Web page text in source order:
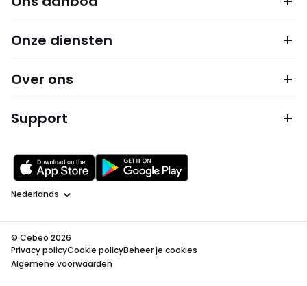
Onze diensten
Over ons
Support
Taal
© Cebeo 2026
Privacy policyCookie policyBeheer je cookies
Algemene voorwaarden